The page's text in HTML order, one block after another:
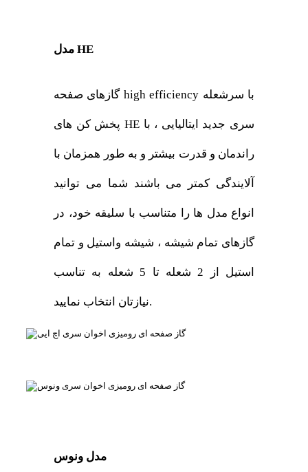
مدل HE
گازهای صفحه high efficiency با سرشعله
پخش کن های HE سری جدید ایتالیایی ، با
راندمان و قدرت بیشتر و به طور همزمان با
آلایندگی کمتر می باشند شما می توانید
انواع مدل ها را متناسب با سلیقه خود، در
گازهای تمام شیشه ، شیشه واستیل و تمام
استیل از 2 شعله تا 5 شعله به تناسب
نیازتان انتخاب نمایید.
مدل ونوس